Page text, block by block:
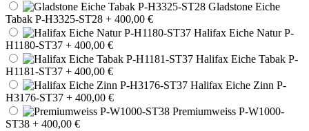
Gladstone Eiche
Tabak P-H3325-ST28 + 400,00 €
Halifax Eiche Natur P-
H1180-ST37 + 400,00 €
Halifax Eiche Tabak P-
H1181-ST37 + 400,00 €
Halifax Eiche Zinn P-
H3176-ST37 + 400,00 €
Premiumweiss P-W1000-
ST38 + 400,00 €